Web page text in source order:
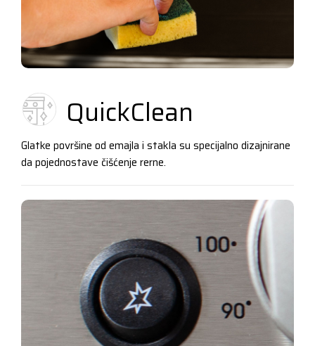
QuickClean
Glatke površine od emajla i stakla su specijalno dizajnirane
da pojednostave čišćenje rerne.